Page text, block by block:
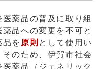
薬品の普及に取り組
品への変更を不可と
品を 原則 として使用い
のため、伊賀市社会
薬品（ジェネリック